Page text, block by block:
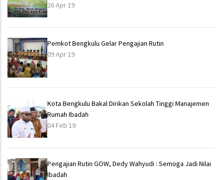
26 Apr 19
Pemkot Bengkulu Gelar Pengajian Rutin
09 Apr 19
Kota Bengkulu Bakal Dirikan Sekolah Tinggi Manajemen
Rumah Ibadah
04 Feb 19
Pengajian Rutin GOW, Dedy Wahyudi : Semoga Jadi Nilai
Ibadah